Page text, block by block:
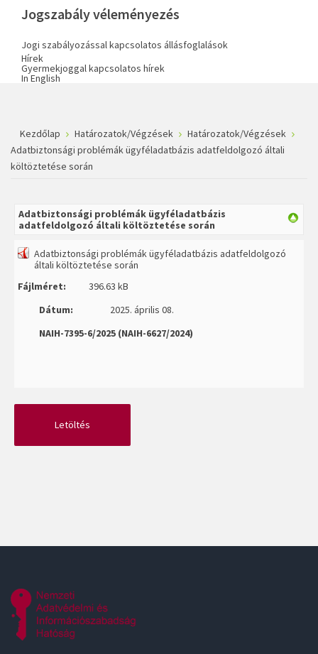
Jogszabály véleményezés
Jogi szabályozással kapcsolatos állásfoglalások
Hírek
Gyermekjoggal kapcsolatos hírek
In English
Kezdőlap Határozatok/Végzések
Határozatok/Végzések
Adatbiztonsági problémák ügyféladatbázis adatfeldolgozó általi
költöztetése során
Adatbiztonsági problémák ügyféladatbázis
adatfeldolgozó általi költöztetése során
Adatbiztonsági problémák ügyféladatbázis adatfeldolgozó
általi költöztetése során
Fájlméret:
396.63 kB
Dátum:
2025. április 08.
NAIH-7395-6/2025 (NAIH-6627/2024)